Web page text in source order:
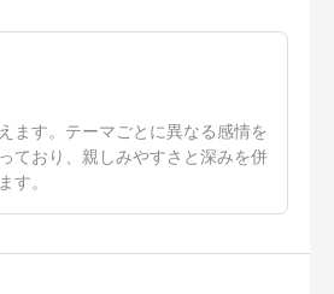
ます。テーマごとに異なる感情を
ており、親しみやすさと深みを併
す。